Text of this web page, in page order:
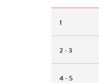
1
2 - 3
4 - 5